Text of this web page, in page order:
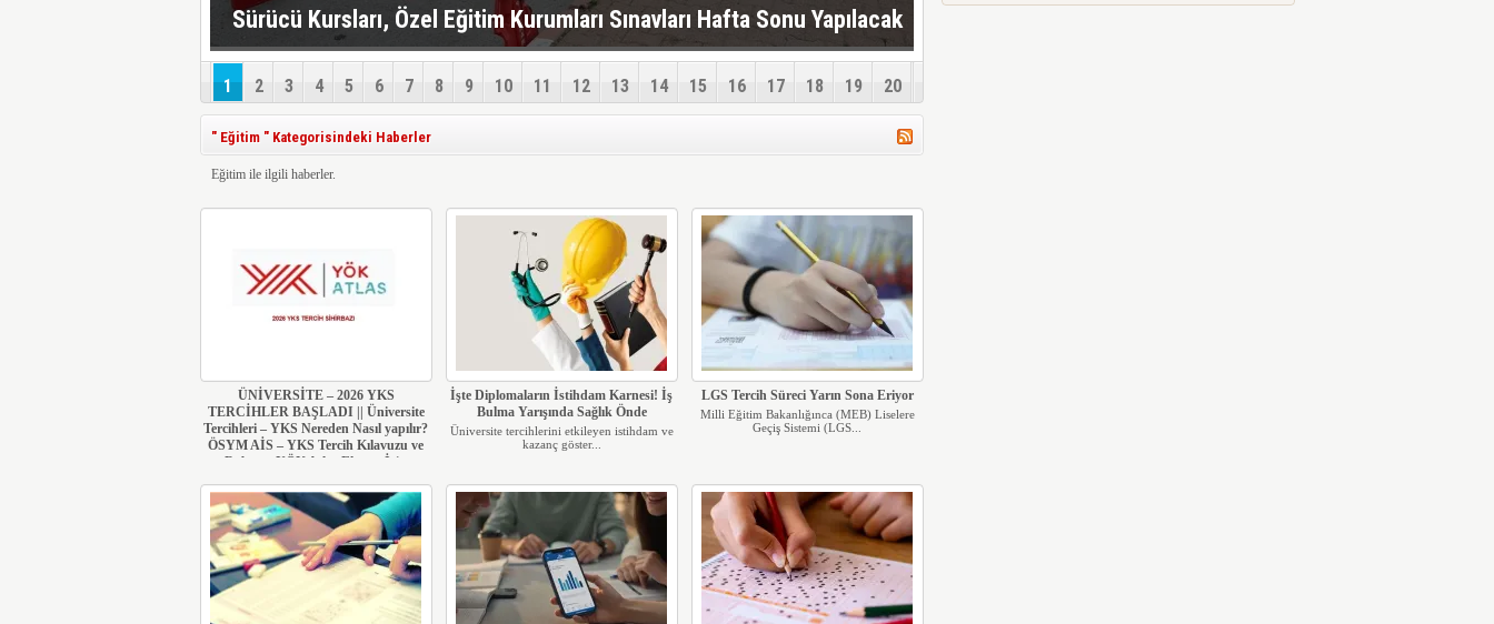
Sürücü Kursları, Özel Eğitim Kurumları Sınavları Hafta Sonu Yapılacak
mı, Ne Zaman Yapılacak?
1 2 3 4 5 6 7 8 9 10 11 12 13 14 15 16 17 18 19 20
" Eğitim " Kategorisindeki Haberler
Eğitim ile ilgili haberler.
ÜNİVERSİTE – 2026 YKS
TERCİHLER BAŞLADI || Üniversite
Tercihleri – YKS Nereden Nasıl yapılır?
ÖSYM AİS – YKS Tercih Kılavuzu ve
Robotu: YÖK Atlas Ekranı İçin
Üniversite tercihleri nasıl yapılır? 2026 YKS
sonuçları açı...
İşte Diplomaların İstihdam Karnesi! İş
Bulma Yarışında Sağlık Önde
Üniversite tercihlerini etkileyen istihdam ve
kazanç göster...
LGS Tercih Süreci Yarın Sona Eriyor
Milli Eğitim Bakanlığınca (MEB) Liselere
Geçiş Sistemi (LGS...
Polis Akademisi İç Güvenlik